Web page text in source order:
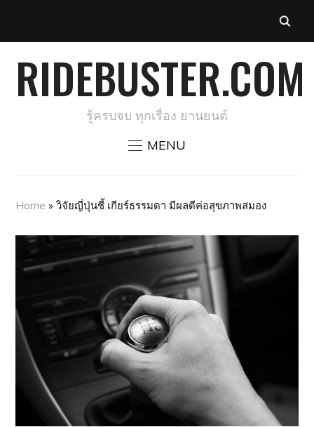
RIDEBUSTER.COM
รู้ครบจบ ทุกเรื่อง ยานยนต์
MENU
Home »วิจัยญี่ปุ่นชี้ เกียร์ธรรมดา มีผลดีค่อสุขภาพสมอง